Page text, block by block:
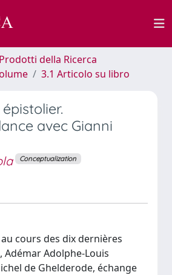
della Ricerca
3.1 Articolo su libro
avec Gianni
Conceptualization
au cours des dix dernières
Adémar Adolphe-Louis
de Ghelderode, échange